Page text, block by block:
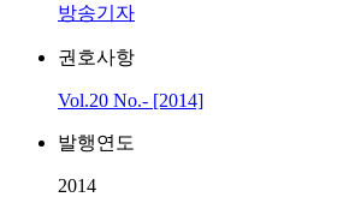
방송기자
권호사항
Vol.20 No.- [2014]
발행연도
2014